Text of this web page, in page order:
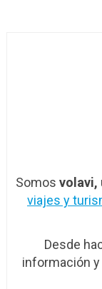
Somosvolavi,
viajes y
Desde
información y